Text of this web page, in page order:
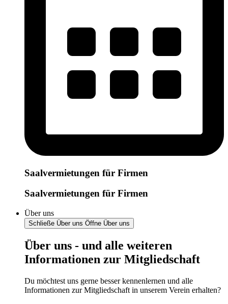
Saalvermietungen für Firmen
Saalvermietungen für Firmen
Über uns
Schließe Über uns Öffne Über uns
Über uns - und alle weiteren
Informationen zur Mitgliedschaft
Du möchtest uns gerne besser kennenlernen und alle
Informationen zur Mitgliedschaft in unserem Verein erhalten?